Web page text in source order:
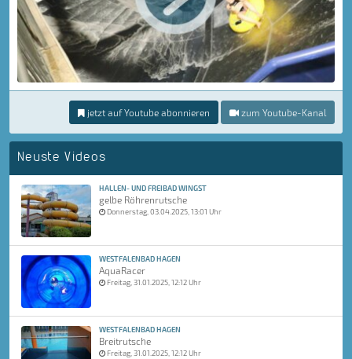
jetzt auf Youtube abonnieren zum Youtube-Kanal
Neuste Videos
HALLEN- UND FREIBAD WINGST
gelbe Röhrenrutsche
Donnerstag, 03.04.2025, 13:01 Uhr
WESTFALENBAD HAGEN
AquaRacer
Freitag, 31.01.2025, 12:12 Uhr
WESTFALENBAD HAGEN
Breitrutsche
Freitag, 31.01.2025, 12:12 Uhr